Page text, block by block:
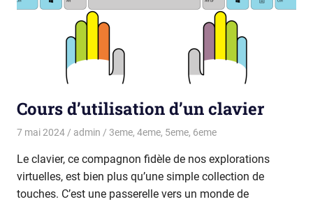
Cours d’utilisation d’un clavier
7 mai 2024 admin 3eme, 4eme, 5eme, 6eme
Le clavier, ce compagnon fidèle de nos explorations
virtuelles, est bien plus qu’une simple collection de
touches. C’est une passerelle vers un monde de